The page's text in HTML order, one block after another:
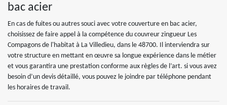
bac acier
En cas de fuites ou autres souci avec votre couverture en bac acier,
choisissez de faire appel à la compétence du couvreur zingueur Les
Compagons de l'habitat à La Villedieu, dans le 48700. Il interviendra sur
votre structure en mettant en œuvre sa longue expérience dans le métier
et vous garantira une prestation conforme aux règles de l’art. si vous avez
besoin d’un devis détaillé, vous pouvez le joindre par téléphone pendant
les horaires de travail.